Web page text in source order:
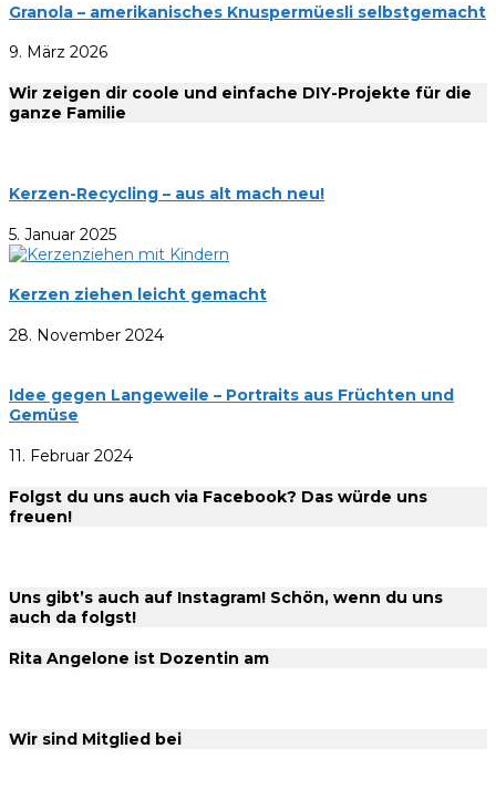
Granola – amerikanisches Knuspermüesli selbstgemacht
9. März 2026
Wir zeigen dir coole und einfache DIY-Projekte für die
ganze Familie
Kerzen-Recycling – aus alt mach neu!
5. Januar 2025
Kerzen ziehen leicht gemacht
28. November 2024
Idee gegen Langeweile – Portraits aus Früchten und
Gemüse
11. Februar 2024
Folgst du uns auch via Facebook? Das würde uns
freuen!
Uns gibt’s auch auf Instagram! Schön, wenn du uns
auch da folgst!
Rita Angelone ist Dozentin am
Wir sind Mitglied bei